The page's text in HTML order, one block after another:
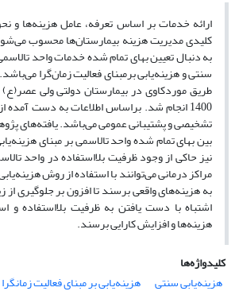
ارائه خدمات بر اساس تعرفه، عامل هزینه‌ها و
کلیدی مدیریت هزینه بیمارستان‌ها محسوب
به دنبال تعیین بهای تمام شده خدمات واحد
سنتی و هزینه‌یابی برمبنای فعالیت زمان‌گرا
طریق مورد‌کاوی در بیمارستان دولتی ولی
تشخیصی و پشتیبانی عمومی می‌باشد. یافته‌های
بین بهای تمام شده واحد تالاسمی بر مبنای
نیز حاکی از وجود ظرفیت بلااستفاده در واحد
مراکز درمانی می‌توانند با استفاده از روش
به هزینه‌های واقعی برسند تا افزون بر جلوگیری
اشتباه با دست یافتن به ظرفیت بلااستفاده و
هزینه‌ها و افزایش کارایی برسند.
کلیدواژه‌ها
هزینه‌یابی سنتی
هزینه‌یابی بر مبنای فعالیت زمانگرا